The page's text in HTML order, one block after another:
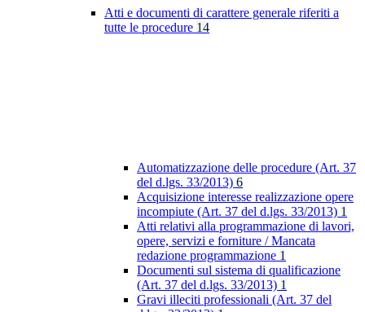
Atti e documenti di carattere generale riferiti a
tutte le procedure 14
Automatizzazione delle procedure (Art. 37
del d.lgs. 33/2013) 6
Acquisizione interesse realizzazione opere
incompiute (Art. 37 del d.lgs. 33/2013) 1
Atti relativi alla programmazione di lavori,
opere, servizi e forniture / Mancata
redazione programmazione 1
Documenti sul sistema di qualificazione
(Art. 37 del d.lgs. 33/2013) 1
Gravi illeciti professionali (Art. 37 del